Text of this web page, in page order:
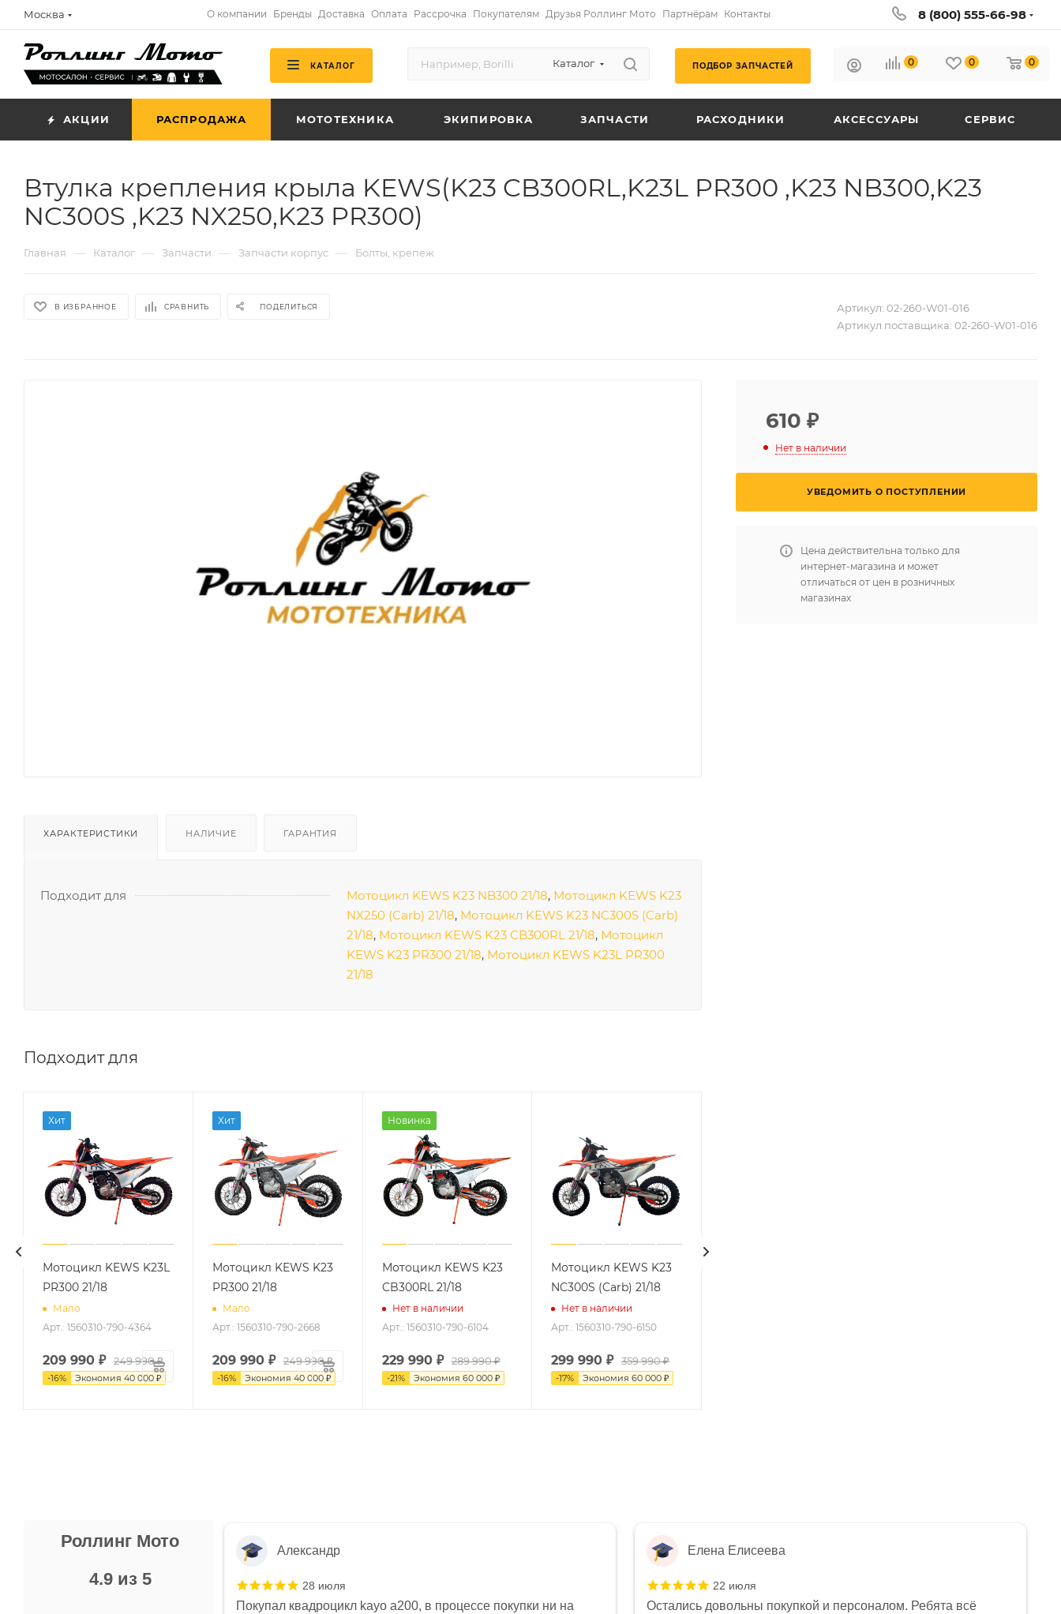
Москва О компании Бренды Доставка Оплата Рассрочка Покупателям Друзья Роллинг Мото Партнёрам Контакты 8 (800) 555-66-98
КАТАЛОГ Каталог ПОДБОР ЗАПЧАСТЕЙ 0 0 0
АКЦИИ РАСПРОДАЖА МОТОТЕХНИКА ЭКИПИРОВКА ЗАПЧАСТИ РАСХОДНИКИ АКСЕССУАРЫ СЕРВИС
Втулка крепления крыла KEWS(K23 CB300RL,K23L PR300 ,K23 NB300,K23
NC300S ,K23 NX250,K23 PR300)
Главная — Каталог — Запчасти — Запчасти корпус — Болты, крепеж
В ИЗБРАННОЕ СРАВНИТЬ ПОДЕЛИТЬСЯ Артикул: 02-260-W01-016
Артикул поставщика: 02-260-W01-016
ХАРАКТЕРИСТИКИ НАЛИЧИЕ ГАРАНТИЯ
Подходит для Мотоцикл KEWS K23 NB300 21/18, Мотоцикл KEWS K23
NX250 (Carb) 21/18, Мотоцикл KEWS K23 NC300S (Carb)
21/18, Мотоцикл KEWS K23 CB300RL 21/18, Мотоцикл
KEWS K23 PR300 21/18, Мотоцикл KEWS K23L PR300
21/18
Подходит для
Хит
Мотоцикл KEWS K23L
PR300 21/18
Мало
Арт.: 1560310-790-4364
209 990 ₽ 249 990₽
-16% Экономия 40 000 ₽
Хит
Мотоцикл KEWS K23
PR300 21/18
Мало
Арт.: 1560310-790-2668
209 990₽ 249 990₽
-16% Экономия 40 000₽
Новинка
Мотоцикл KEWS K23
CB300RL 21/18
Нет в наличии
Арт.: 1560310-790-6104
229 990₽ 289 990₽
-21% Экономия 60 000₽
Мотоцикл KEWS K23
NC300S (Carb) 21/18
Нет в наличии
Арт.: 1560310-790-6150
299 990 ₽ 359 990₽
-17% Экономия 60 000 ₽
610 ₽
Нет в наличии
УВЕДОМИТЬ О ПОСТУПЛЕНИИ
Цена действительна только для
интернет-магазина и может
отличаться от цен в розничных
магазинах
Роллинг Мото
4.9 из 5
Александр
28 июля
Покупал квадроцикл kayo a200, в процессе покупки ни на
Елена Елисеева
22 июля
Остались довольны покупкой и персоналом. Ребята всё